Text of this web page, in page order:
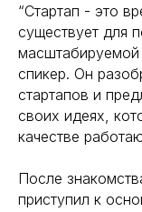
“Стартап - это
существует для
спикер. Он
стартапов и
своих идеях,
качестве
После
приступил к